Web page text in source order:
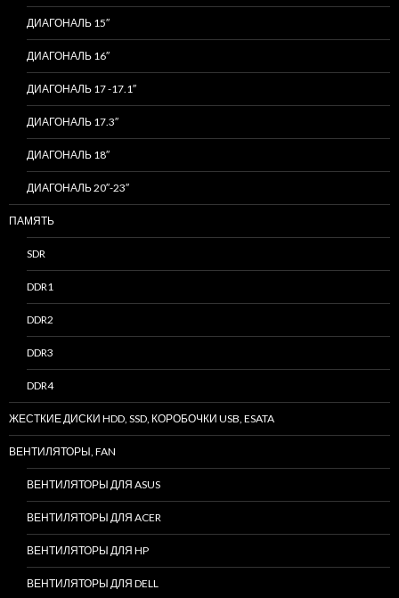
ДИАГОНАЛЬ 15″
ДИАГОНАЛЬ 16″
ДИАГОНАЛЬ 17 -17.1″
ДИАГОНАЛЬ 17.3″
ДИАГОНАЛЬ 18″
ДИАГОНАЛЬ 20″-23″
ПАМЯТЬ
SDR
DDR1
DDR2
DDR3
DDR4
ЖЕСТКИЕ ДИСКИ HDD, SSD, КОРОБОЧКИ USB, ESATA
ВЕНТИЛЯТОРЫ, FAN
ВЕНТИЛЯТОРЫ ДЛЯ ASUS
ВЕНТИЛЯТОРЫ ДЛЯ ACER
ВЕНТИЛЯТОРЫ ДЛЯ HP
ВЕНТИЛЯТОРЫ ДЛЯ DELL